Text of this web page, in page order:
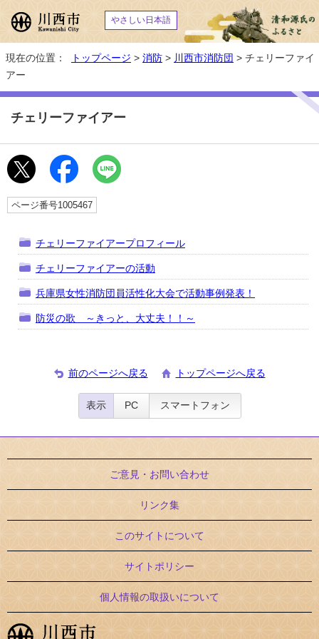
やさしい日本語
現在の位置： トップページ > 消防 > 川西市消防団 > チェリーファイ
アー
チェリーファイアー
ページ番号1005467
チェリーファイアープロフィール
チェリーファイアーの活動
兵庫県女性消防団員活性化大会で活動事例発表！
防災の歌 ～きっと、大丈夫！！～
前のページへ戻る トップページへ戻る
表示 PC スマートフォン
ご意見・お問い合わせ
リンク集
このサイトについて
サイトポリシー
個人情報の取扱いについて